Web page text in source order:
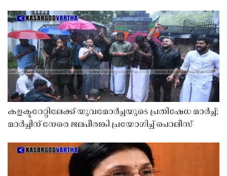
കളക്ടറേറ്റിലേക്ക് യുവമോർച്ചയുടെ പ്രതിഷേധ മാർച്ച്;
മാർച്ചിന് നേരെ ജലപീരങ്കി പ്രയോഗിച്ച് പൊലീസ്